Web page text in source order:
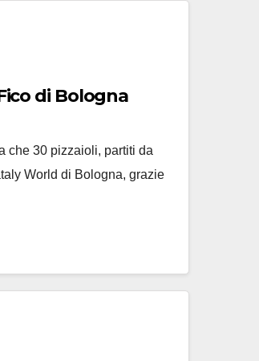
di Bologna
che 30 pizzaioli, partiti da
World di Bologna, grazie